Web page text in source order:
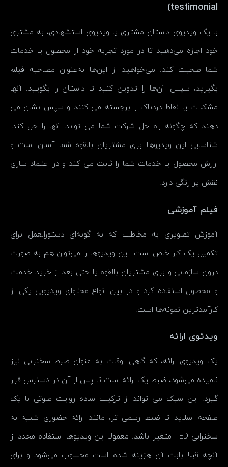
testimonial)
با یک ویدیوی داستان مشتری یا ویدیوی استشهادی، به مشتری
خود اجازه می‌دهید تا در مورد تجربه خود از محصول یا خدمات
شما صحبت کند. می‌خواهید از این‌ها به‌عنوان مصاحبه فیلم
بگیرید، سپس آن‌ها را تدوین کنید تا داستان را بگویید. آنها
مشکلات یا نقاط دردناک را برجسته می کنند و سپس نشان می
دهند که چگونه راه حل شرکت شما می تواند آنها را حل کند.
شناسایی این ویدیوها برای مشتریان بالقوه شما آسان است و
ارزش محصول یا خدمات شما را ثابت می کند و در اعتماد سازی
نقش پر رنگی دارد.
فیلم آموزشی
آموزش تصویری به مخاطب که به گونه‌ای دستورالعمل برای
تکمیل یک کار خاص است. این ویدیوها را می‌توان هم به صورت
درون سازمانی و برای مشتریان بالقوه یا حتی بعد از خرید خدمت
و محصول استفاده کرد و در بین انواع محتوای ویدیویی یکی از
کارآمدترین نمونه‌ها است.
ویدئوی ارائه
یک ویدیوی ارائه، که گاهی اوقات به عنوان ضبط سخنرانی نیز
نامیده می‌شود، ضبط یک ارائه است تا پس از آن در دسترس قرار
گیرد. این سبک می تواند از ترکیب ساده روایت صوتی با یک
صفحه اسلاید تا ضبط رسمی تر، مانند ارائه حضوری شبیه به
سخنرانی TED متغیر باشد. معمولا این ویدیوها استفاده مجدد از
آنچه قبلا بابت آن هزینه شده است محسوب می‌شود و برای